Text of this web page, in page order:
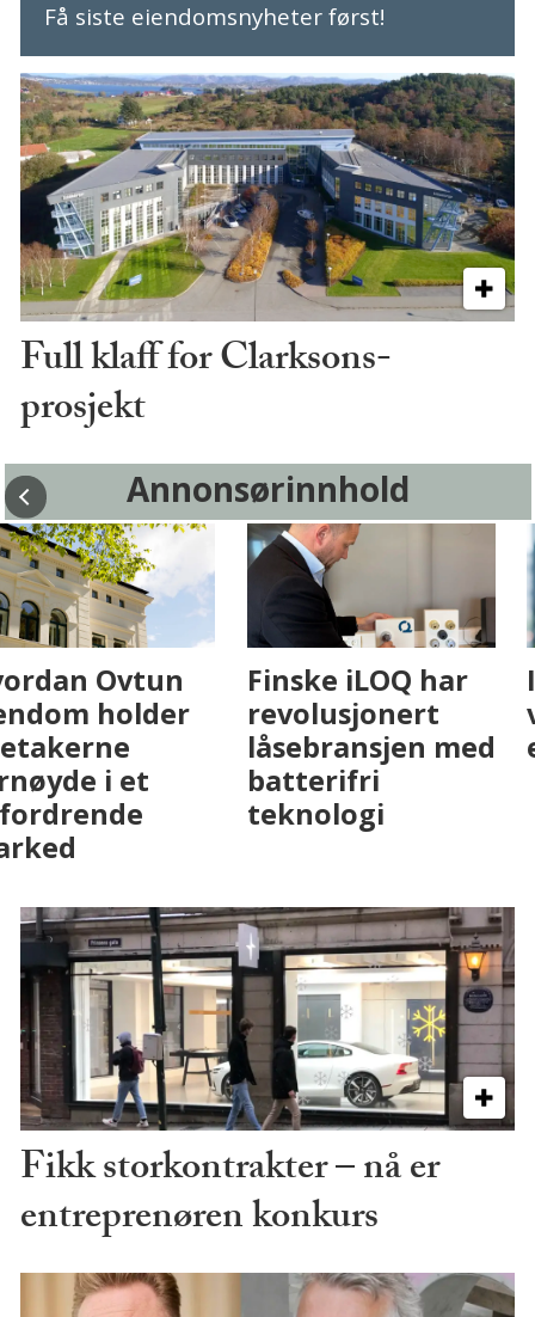
Få siste eiendomsnyheter først!
Full klaff for Clarksons-
prosjekt
Annonsørinnhold
Fenistra endrer
eiendomsbransjen
med AI. Slik ser vi
på fremtiden
Hvordan Ovtun
Eiendom holder
leietakerne
fornøyde i et
utfordrende
Fikk storkontrakter – nå er
entreprenøren konkurs